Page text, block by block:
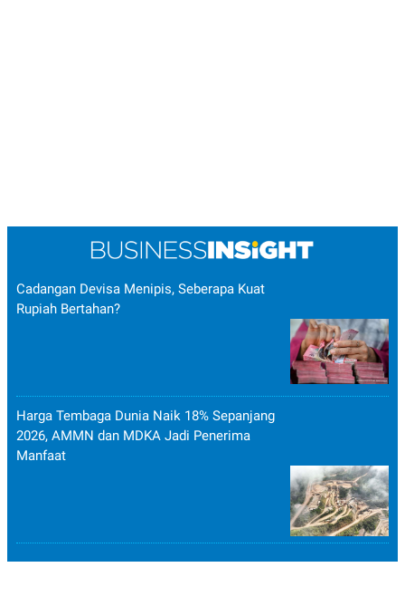
Cadangan Devisa Menipis, Seberapa Kuat
Rupiah Bertahan?
Harga Tembaga Dunia Naik 18% Sepanjang
2026, AMMN dan MDKA Jadi Penerima
Manfaat